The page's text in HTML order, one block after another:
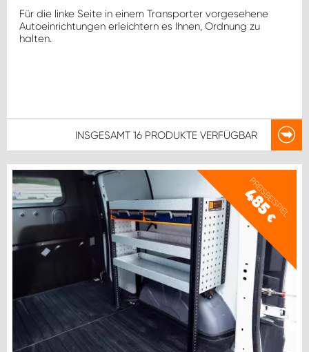
Für die linke Seite in einem Transporter vorgesehene
Autoeinrichtungen erleichtern es Ihnen, Ordnung zu
halten.
INSGESAMT 16 PRODUKTE VERFÜGBAR
PREISBEISPIEL
485
€